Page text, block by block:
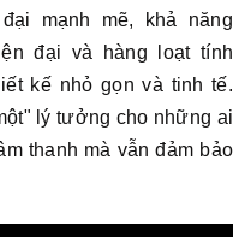
mạnh mẽ, khả năng
đại và hàng loạt tính
kế nhỏ gọn và tinh tế.
lý tưởng cho những ai
thanh mà vẫn đảm bảo